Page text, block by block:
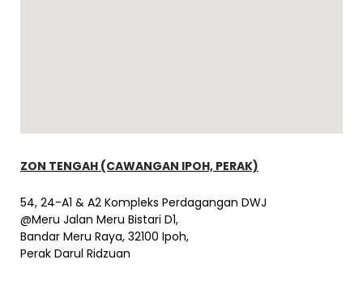
ZON TENGAH (CAWANGAN IPOH, PERAK)
54, 24-A1 & A2 Kompleks Perdagangan DWJ
@Meru Jalan Meru Bistari D1,
Bandar Meru Raya, 32100 Ipoh,
Perak Darul Ridzuan